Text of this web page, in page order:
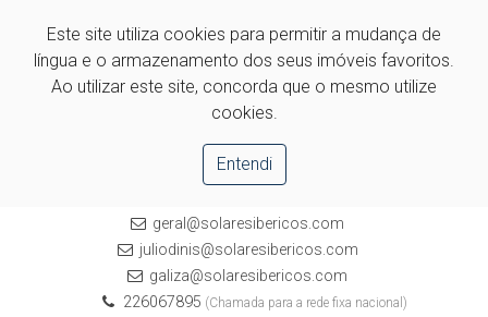
Este site utiliza cookies para permitir a mudança de
língua e o armazenamento dos seus imóveis favoritos.
Ao utilizar este site, concorda que o mesmo utilize
cookies.
Entendi
geral@solaresibericos.com
juliodinis@solaresibericos.com
galiza@solaresibericos.com
226067895 (Chamada para a rede fixa nacional)